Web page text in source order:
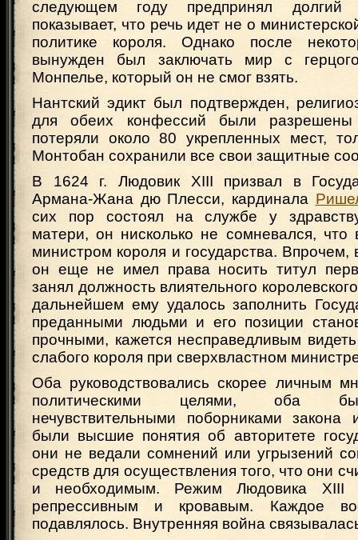
следующем году предпринял долгий
показывает, что речь идет не о
политике короля. Однако после
вынужден был заключать мир с
Монпелье, который он не смог взять.
Нантский эдикт был подтвержден,
для обеих конфессий были разрешены
потеряли около 80 укрепленных мест,
Монтобан сохранили все свои защитные
В 1624 г. Людовик XIII призвал в
Армана-Жана дю Плесси, кардинала
сих пор состоял на службе у
матери, он нисколько не сомневался, что
министром короля и государства.
он еще не имел права носить титул
занял должность влиятельного
дальнейшем ему удалось заполнить
преданными людьми и его позиции
прочными, кажется несправедливым
слабого короля при сверхвластном
Оба руководствовались скорее личным
политическими целями, оба
нечувствительными поборниками
были высшие понятия об авторитете
они не ведали сомнений или угрызений
средств для осуществления того, что они
и необходимым. Режим Людовика
репрессивным и кровавым. Каждое
подавлялось. Внутренняя война